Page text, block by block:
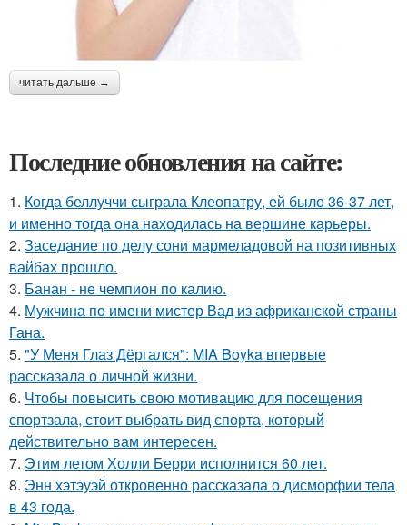
читать дальше →
Последние обновления на сайте:
1. Когда беллуччи сыграла Клеопатру, ей было 36-37 лет,
и именно тогда она находилась на вершине карьеры.
2. Заседание по делу сони мармеладовой на позитивных
вайбах прошло.
3. Банан - не чемпион по калию.
4. Мужчина по имени мистер Вад из африканской страны
Гана.
5. "У Меня Глаз Дёргался": MIA Boyka впервые
рассказала о личной жизни.
6. Чтобы повысить свою мотивацию для посещения
спортзала, стоит выбрать вид спорта, который
действительно вам интересен.
7. Этим летом Холли Берри исполнится 60 лет.
8. Энн хэтэуэй откровенно рассказала о дисморфии тела
в 43 года.